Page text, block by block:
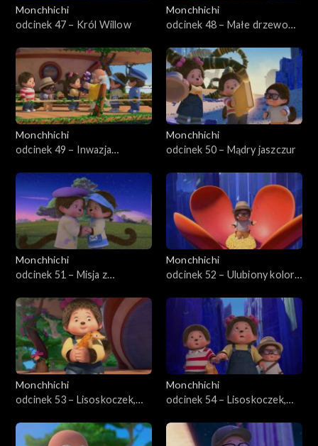
Monchhichi
odcinek 47 – Król Willow
Monchhichi
odcinek 48 – Małe drzewo
Monchhichi
odcinek 49 – Inwazja
Monchhichi
odcinek 50 – Mądry jaszczur
Monchhichi
odcinek 51 – Misja z
Monchhichi
odcinek 52 – Ulubiony kolor
Monchhichi
odcinek 53 – Lisoskoczek,
Monchhichi
odcinek 54 – Lisoskoczek,